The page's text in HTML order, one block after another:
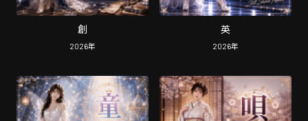
創
2026年
英
2026年